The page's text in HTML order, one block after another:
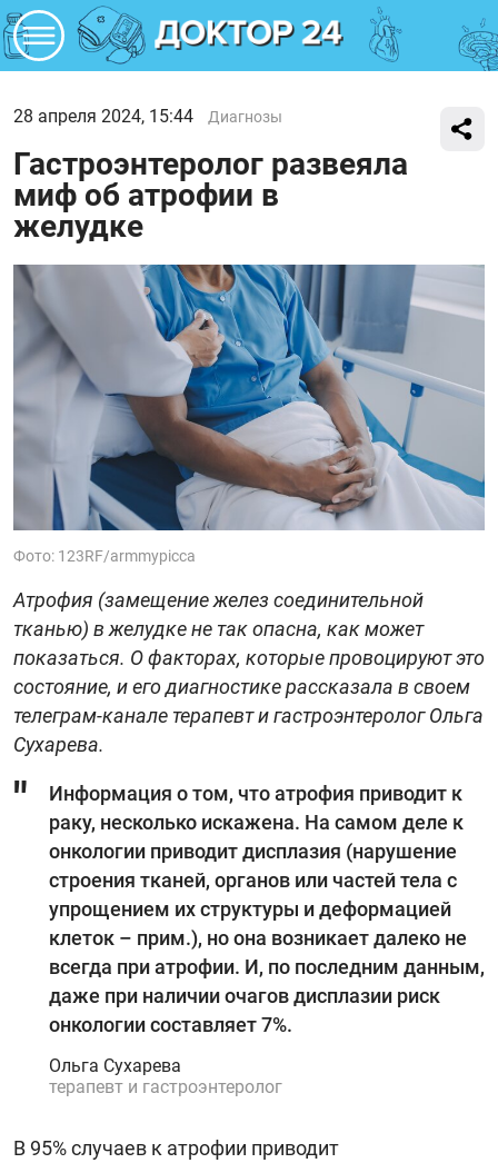
28 апреля 2024, 15:44 Диагнозы
Гастроэнтеролог развеяла
миф об атрофии в
желудке
Фото: 123RF/armmypicca
Атрофия (замещение желез соединительной
тканью) в желудке не так опасна, как может
показаться. О факторах, которые провоцируют это
состояние, и его диагностике рассказала в своем
телеграм-канале терапевт и гастроэнтеролог Ольга
Сухарева.
Информация о том, что атрофия приводит к
раку, несколько искажена. На самом деле к
онкологии приводит дисплазия (нарушение
строения тканей, органов или частей тела с
упрощением их структуры и деформацией
клеток – прим.), но она возникает далеко не
всегда при атрофии. И, по последним данным,
даже при наличии очагов дисплазии риск
онкологии составляет 7%.
Ольга Сухарева
терапевт и гастроэнтеролог
В 95% случаев к атрофии приводит